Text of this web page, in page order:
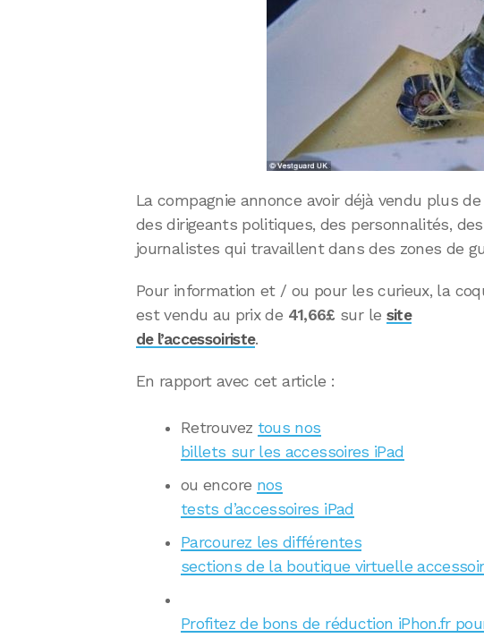
La compagnie annonce avoir déjà vendu plus
des dirigeants politiques, des personnalités,
journalistes qui travaillent dans des zones de
Pour information et / ou pour les curieux, la
est vendu au prix de 41,66£ sur le site
de l’accessoiriste.
En rapport avec cet article :
Retrouvez tous nos
billets sur les accessoires iPad
ou encore nos
tests d’accessoires iPad
Parcourez les différentes
sections de la boutique virtuelle
Profitez de bons de réduction iPhon.fr